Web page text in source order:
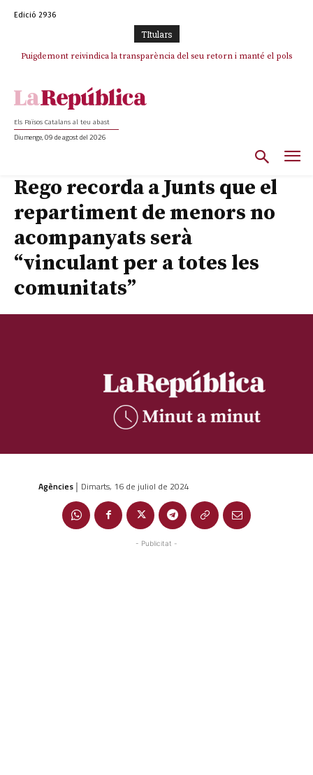
Edició 2936
TItulars
Puigdemont reivindica la transparència del seu retorn i manté el pols
Els Països Catalans al teu abast
Diumenge, 09 de agost del 2026
Rego recorda a Junts que el
repartiment de menors no
acompanyats serà
“vinculant per a totes les
comunitats”
Agències | Dimarts, 16 de juliol de 2024
- Publicitat -